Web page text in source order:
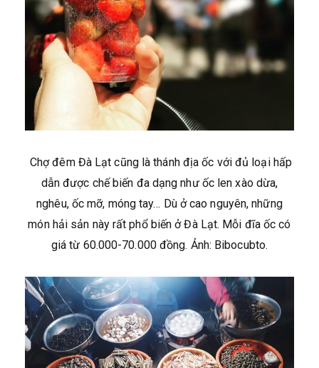
Chợ đêm Đà Lạt cũng là thánh địa ốc với đủ loại hấp
dẫn được chế biến đa dạng như ốc len xào dừa,
nghêu, ốc mỡ, móng tay… Dù ở cao nguyên, những
món hải sản này rất phổ biến ở Đà Lạt. Mỗi đĩa ốc có
giá từ 60.000-70.000 đồng. Ảnh: Bibocubto.